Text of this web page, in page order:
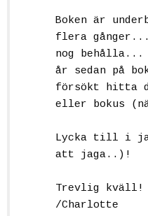
Boken är
flera
nog behålla...
år sedan på
försökt hitta
eller bokus
Lycka till i
att jaga..)!
Trevlig kväll!
/Charlotte